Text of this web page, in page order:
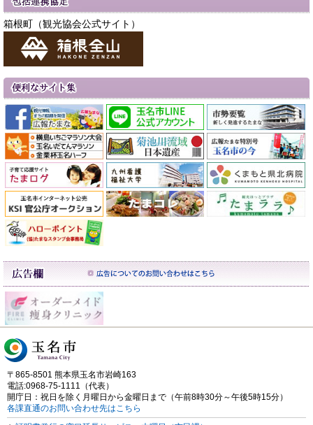
箱根町（観光協会公式サイト）
〒865-8501 熊本県玉名市岩崎163
電話:0968-75-1111（代表）
開庁日：祝日を除く月曜日から金曜日まで（午前8時30分～午後5時15分）
各課直通のお問い合わせ先はこちら